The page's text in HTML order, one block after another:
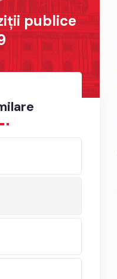
publice